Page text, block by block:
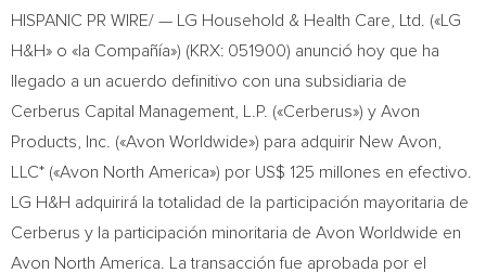
HISPANIC PR WIRE/ — LG Household & Health Care, Ltd. («LG
H&H» o «la Compañía») (KRX: 051900) anunció hoy que ha
llegado a un acuerdo definitivo con una subsidiaria de
Cerberus Capital Management, L.P. («Cerberus») y Avon
Products, Inc. («Avon Worldwide») para adquirir New Avon,
LLC* («Avon North America») por US$ 125 millones en efectivo.
LG H&H adquirirá la totalidad de la participación mayoritaria de
Cerberus y la participación minoritaria de Avon Worldwide en
Avon North America. La transacción fue aprobada por el